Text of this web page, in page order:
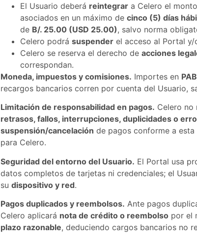
El Usuario deberá reintegrar a Celero el
asociados en un máximo de cinco (5) días
de B/. 25.00 (USD 25.00), salvo norma
Celero podrá suspender el acceso al Portal
Celero se reserva el derecho de acciones
correspondan.
Moneda, impuestos y comisiones. Importes en
recargos bancarios corren por cuenta del Usuario,
Limitación de responsabilidad en pagos. Celero no
retrasos, fallos, interrupciones, duplicidades o
suspensión/cancelación de pagos conforme a
para Celero.
Seguridad del entorno del Usuario. El Portal usa
datos completos de tarjetas ni credenciales; el
su dispositivo y red.
Pagos duplicados y reembolsos. Ante pagos
Celero aplicará nota de crédito o reembolso por el
plazo razonable, deduciendo cargos bancarios no